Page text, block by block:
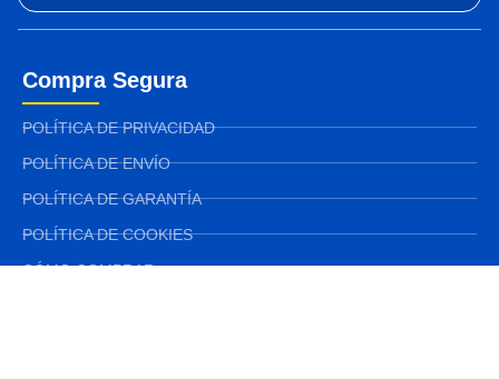
Compra Segura
POLÍTICA DE PRIVACIDAD
POLÍTICA DE ENVÍO
POLÍTICA DE GARANTÍA
POLÍTICA DE COOKIES
CÓMO COMPRAR